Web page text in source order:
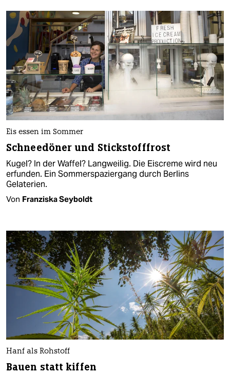
Eis essen im Sommer
Schneedöner und Stickstofffrost
Kugel? In der Waffel? Langweilig. Die Eiscreme wird neu
erfunden. Ein Sommerspaziergang durch Berlins
Gelaterien.
Von Franziska Seyboldt
Hanf als Rohstoff
Bauen statt kiffen